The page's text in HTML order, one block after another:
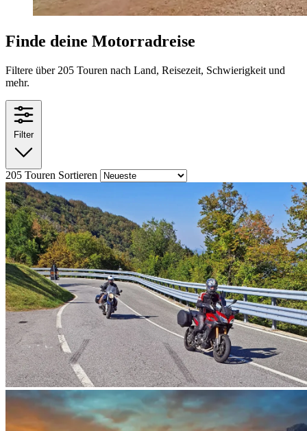
Finde deine Motorradreise
Filtere über 205 Touren nach Land, Reisezeit, Schwierigkeit und
mehr.
Filter
205 Touren Sortieren